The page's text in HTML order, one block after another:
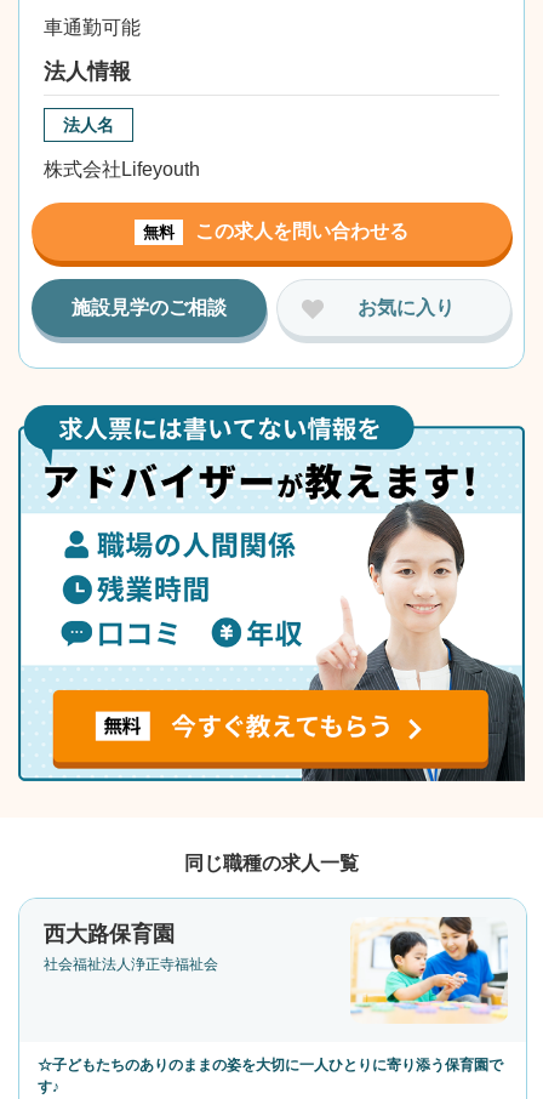
車通勤可能
法人情報
法人名
株式会社Lifeyouth
無料 この求人を問い合わせる
施設見学のご相談 お気に入り
同じ職種の求人一覧
西大路保育園
社会福祉法人浄正寺福祉会
☆子どもたちのありのままの姿を大切に一人ひとりに寄り添う保育園で
す♪